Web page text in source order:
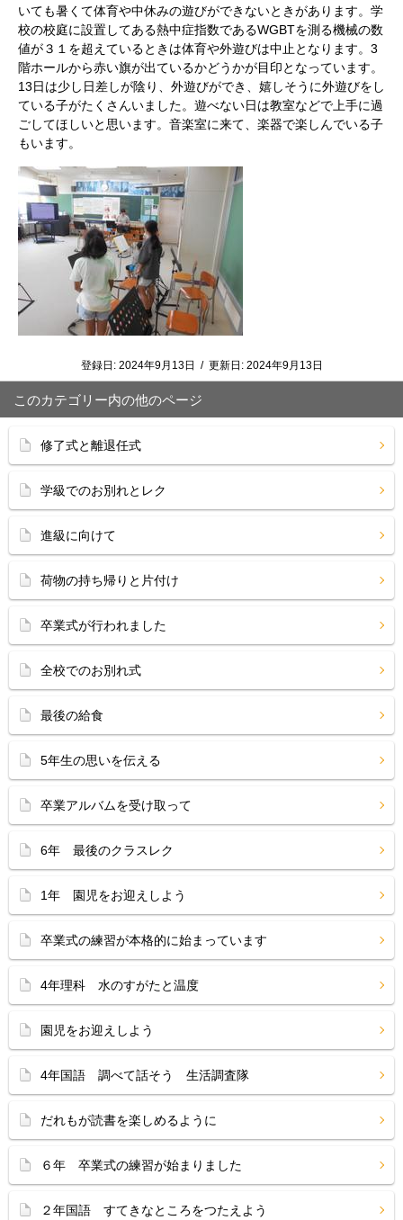
いても暑くて体育や中休みの遊びができないときがあります。学
校の校庭に設置してある熱中症指数であるWGBTを測る機械の数
値が３１を超えているときは体育や外遊びは中止となります。3
階ホールから赤い旗が出ているかどうかが目印となっています。
13日は少し日差しが陰り、外遊びができ、嬉しそうに外遊びをし
ている子がたくさんいました。遊べない日は教室などで上手に過
ごしてほしいと思います。音楽室に来て、楽器で楽しんでいる子
もいます。
登録日: 2024年9月13日 / 更新日: 2024年9月13日
このカテゴリー内の他のページ
修了式と離退任式
学級でのお別れとレク
進級に向けて
荷物の持ち帰りと片付け
卒業式が行われました
全校でのお別れ式
最後の給食
5年生の思いを伝える
卒業アルバムを受け取って
6年 最後のクラスレク
1年 園児をお迎えしよう
卒業式の練習が本格的に始まっています
4年理科 水のすがたと温度
園児をお迎えしよう
4年国語 調べて話そう 生活調査隊
だれもが読書を楽しめるように
６年 卒業式の練習が始まりました
２年国語 すてきなところをつたえよう